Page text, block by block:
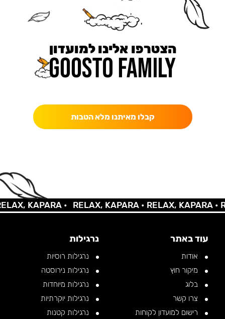
הצטרפו אלינו למועדון
קבלו מאיתנו מלא הטבות
KAPARA • RELAX, KAPARA •RELAX, KAPARA •
עוד באתר
אודות
מיקור חוץ
בלוג
צרו קשר
רישום למועדון לקוחות
נרגילות
נרגילות רוסיות
נרגילות נירוסטה
נרגילות מיוחדות
נרגילות יוקרתיות
נרגילות קטנות